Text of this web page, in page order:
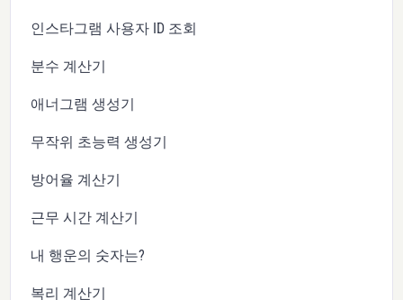
인스타그램 사용자 ID 조회
분수 계산기
애너그램 생성기
무작위 초능력 생성기
방어율 계산기
근무 시간 계산기
내 행운의 숫자는?
복리 계산기